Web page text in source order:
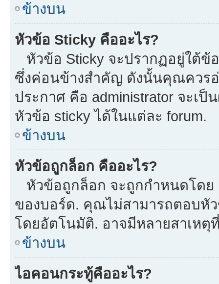
ข้างบน
หัวข้อ Sticky คืออะไร?
หัวข้อ Sticky จะปรากฏอยู่ใต้ข้
ซึ่งค่อนข้างสำคัญ ดังนั้นคุณควรอ่
ประกาศ คือ administrator จะเ
หัวข้อ sticky ได้ในแต่ละ forum.
ข้างบน
หัวข้อถูกล็อก คืออะไร?
หัวข้อถูกล็อก จะถูกกำหนดโดย
ของบอร์ด. คุณไม่สามารถตอบหั
โดยอัตโนมัติ. อาจมีหลายสาเหตุ
ข้างบน
ไอคอนกระทู้คืออะไร?